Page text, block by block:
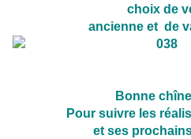
choix de
ancienne et de
Bonne
Pour suivre les
et ses